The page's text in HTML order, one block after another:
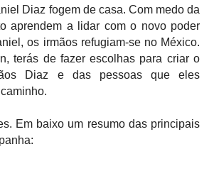
Diaz fogem de casa. Com medo da
aprendem a lidar com o novo poder
os irmãos refugiam-se no México.
terás de fazer escolhas para criar o
Diaz e das pessoas que eles
Em baixo um resumo das principais